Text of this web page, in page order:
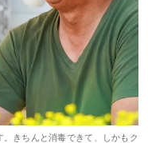
きちんと消毒できて、しかもク